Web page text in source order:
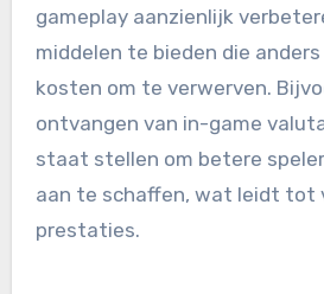
gameplay aanzienlijk
middelen te bieden die
kosten om te verwerven.
ontvangen van in-game
staat stellen om betere
aan te schaffen, wat leidt tot
prestaties.